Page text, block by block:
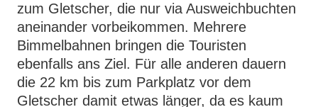
zum Gletscher, die nur via Ausweichbuchten
aneinander vorbeikommen. Mehrere
Bimmelbahnen bringen die Touristen
ebenfalls ans Ziel. Für alle anderen dauern
die 22 km bis zum Parkplatz vor dem
Gletscher damit etwas länger, da es kaum